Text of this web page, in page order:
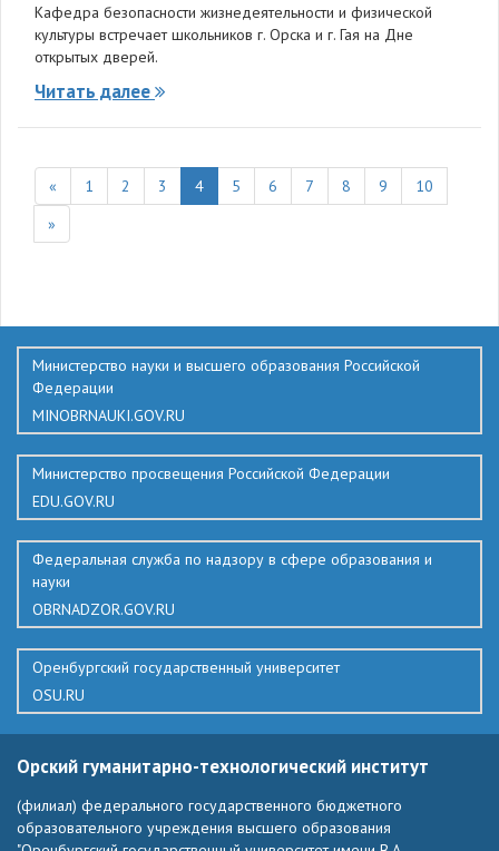
Кафедра безопасности жизнедеятельности и физической
культуры встречает школьников г. Орска и г. Гая на Дне
открытых дверей.
Читать далее
« 1 2 3 4 5 6 7 8 9
10
»
Министерство науки и высшего образования Российской
Федерации
MINOBRNAUKI.GOV.RU
Министерство просвещения Российской Федерации
EDU.GOV.RU
Федеральная служба по надзору в сфере образования и
науки
OBRNADZOR.GOV.RU
Оренбургский государственный университет
OSU.RU
Орский гуманитарно-технологический институт
(филиал) федерального государственного бюджетного
образовательного учреждения высшего образования